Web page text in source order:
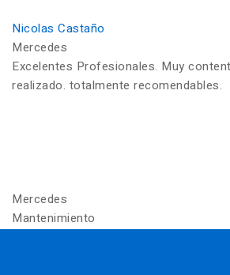
Nicolas Castaño
Mercedes
Excelentes Profesionales. Muy
realizado. totalmente recomendables.
Mercedes
Mantenimiento